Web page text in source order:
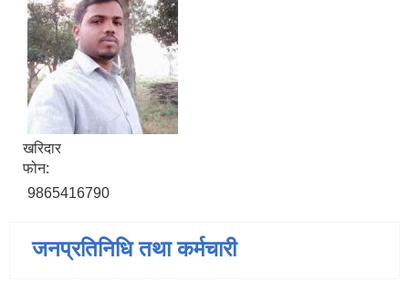
खरिदार
फोन:
9865416790
जनप्रतिनिधि तथा कर्मचारी